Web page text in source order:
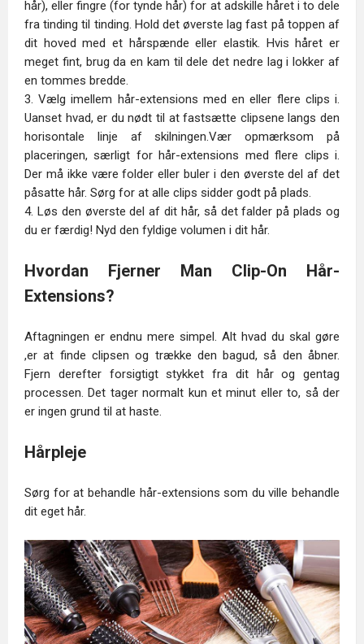
hår), eller fingre (for tynde hår) for at adskille håret i to dele
fra tinding til tinding. Hold det øverste lag fast på toppen af
dit hoved med et hårspænde eller elastik. Hvis håret er
meget fint, brug da en kam til dele det nedre lag i lokker af
en tommes bredde.
3. Vælg imellem hår-extensions med en eller flere clips i.
Uanset hvad, er du nødt til at fastsætte clipsene langs den
horisontale linje af skilningen.Vær opmærksom på
placeringen, særligt for hår-extensions med flere clips i.
Der må ikke være folder eller buler i den øverste del af det
påsatte hår. Sørg for at alle clips sidder godt på plads.
4. Løs den øverste del af dit hår, så det falder på plads og
du er færdig! Nyd den fyldige volumen i dit hår.
Hvordan Fjerner Man Clip-On Hår-
Extensions?
Aftagningen er endnu mere simpel. Alt hvad du skal gøre
,er at finde clipsen og trække den bagud, så den åbner.
Fjern derefter forsigtigt stykket fra dit hår og gentag
processen. Det tager normalt kun et minut eller to, så der
er ingen grund til at haste.
Hårpleje
Sørg for at behandle hår-extensions som du ville behandle
dit eget hår.